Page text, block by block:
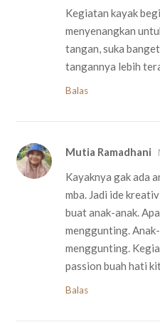
Kegiatan kayak
menyenangkan
tangan, suka
tangannya lebih
Balas
Mutia Ramadhani
Kayaknya gak ada
mba. Jadi ide
buat anak-anak.
menggunting.
menggunting.
passion buah hati
Balas